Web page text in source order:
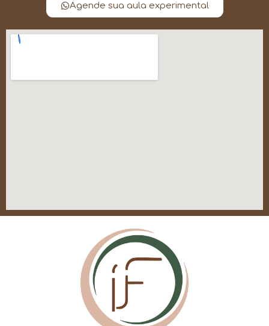
Agende sua aula experimental